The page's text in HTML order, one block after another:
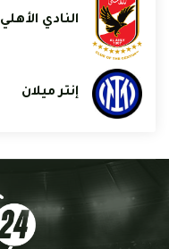
النادي الأهلي
إنتر ميلان